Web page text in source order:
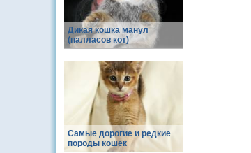
Дикая кошка манул
(палласов кот)
Самые дорогие и редкие
породы кошек